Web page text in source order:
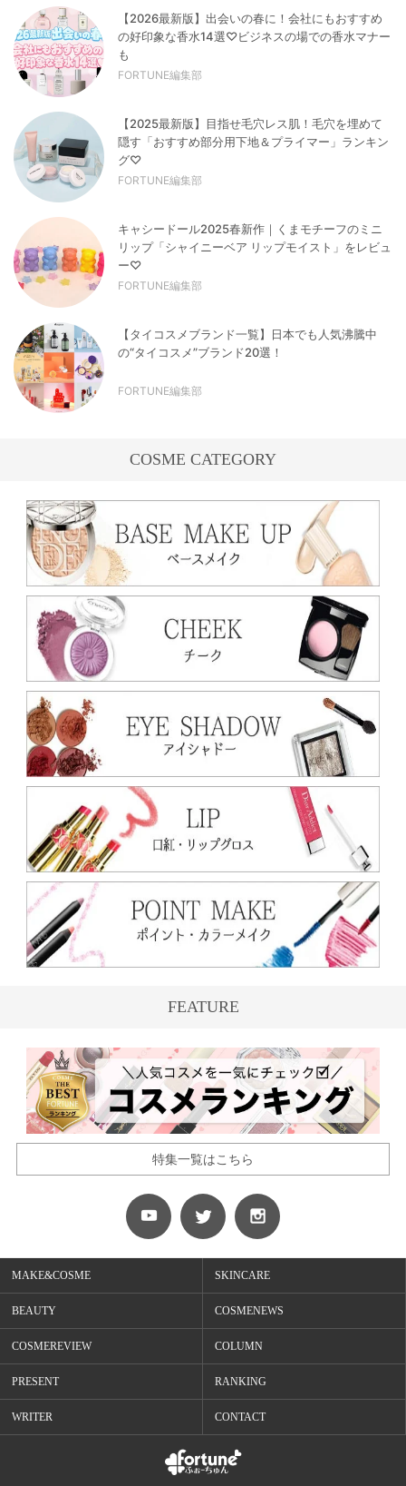
【2026最新版】出会いの春に！会社にもおすすめ
の好印象な香水14選♡ビジネスの場での香水マナー
も
FORTUNE編集部
【2025最新版】目指せ毛穴レス肌！毛穴を埋めて
隠す「おすすめ部分用下地＆プライマー」ランキン
グ♡
FORTUNE編集部
キャシードール2025春新作｜くまモチーフのミニ
リップ「シャイニーベア リップモイスト」をレビュ
ー♡
FORTUNE編集部
【タイコスメブランド一覧】日本でも人気沸騰中
の“タイコスメ”ブランド20選！
FORTUNE編集部
COSME CATEGORY
FEATURE
特集一覧はこちら
MAKE&COSME SKINCARE
BEAUTY COSMENEWS
COSMEREVIEW COLUMN
PRESENT RANKING
WRITER CONTACT